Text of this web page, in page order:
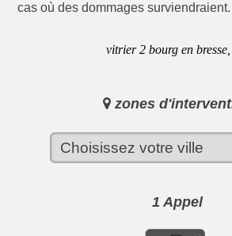
cas où des dommages surviendraient.
vitrier 2 bourg en
zones
1 Appel